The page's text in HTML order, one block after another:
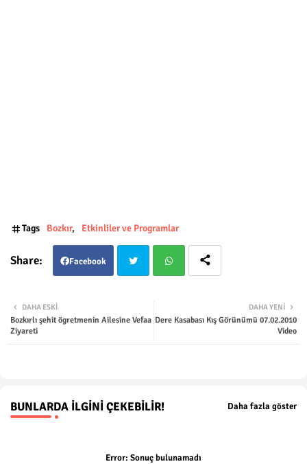
Tags Bozkır Etkinliler ve Programlar
Facebook
ter tsap
DAHA YENI
Dere Kasabası Kış Görünümü 07.02.2010
Video
DAHA ESKI
Bozkırlı şehit ögretmenin Ailesine Vefaa
Ziyareti
BUNLARDA İLGINI ÇEKEBILIR! Daha fazla göster
Error: Sonuç bulunamadı